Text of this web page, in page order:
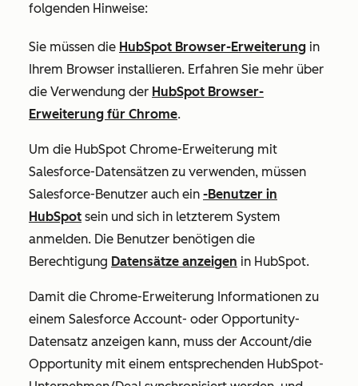
folgenden Hinweise:
Sie müssen die HubSpot Browser-Erweiterung in
Ihrem Browser installieren. Erfahren Sie mehr über
die Verwendung der HubSpot Browser-
Erweiterung für Chrome.
Um die HubSpot Chrome-Erweiterung mit
Salesforce-Datensätzen zu verwenden, müssen
Salesforce-Benutzer auch ein -Benutzer in
HubSpot sein und sich in letzterem System
anmelden. Die Benutzer benötigen die
Berechtigung Datensätze anzeigen in HubSpot.
Damit die Chrome-Erweiterung Informationen zu
einem Salesforce Account- oder Opportunity-
Datensatz anzeigen kann, muss der Account/die
Opportunity mit einem entsprechenden HubSpot-